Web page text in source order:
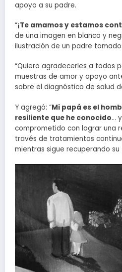
apoyo a su padre.
“¡Te amamos y estamos
de una imagen en blanco y
ilustración de un padre
“Quiero agradecerles a todos
muestras de amor y apoyo
sobre el diagnóstico de salud
Y agregó: “Mi papá es el
resiliente que he conocido…
comprometido con lograr una
través de tratamientos
mientras sigue recuperando su